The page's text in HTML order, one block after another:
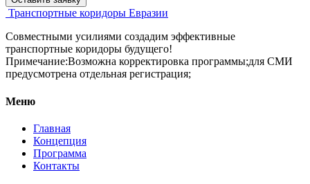
Транспортные коридоры Евразии
Совместными усилиями создадим эффективные
транспортные коридоры будущего!
Примечание:Возможна корректировка программы;для СМИ
предусмотрена отдельная регистрация;
Меню
Главная
Концепция
Программа
Контакты